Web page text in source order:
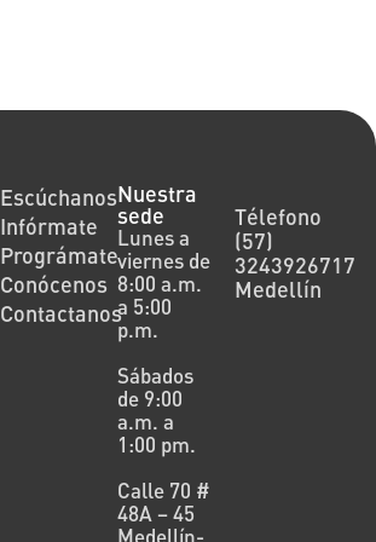
Escúchanos
Infórmate
Prográmate
Conócenos
Contactanos
Nuestra
sede
Lunes a
viernes de
8:00 a.m.
a 5:00
p.m.
Sábados
de 9:00
a.m. a
1:00 pm.
Calle 70 #
48A – 45
Medellín-
Télefono
(57)
3243926717
Medellín